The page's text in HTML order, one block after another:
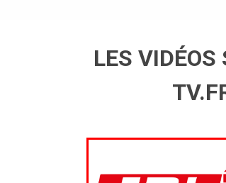
LES VIDÉOS